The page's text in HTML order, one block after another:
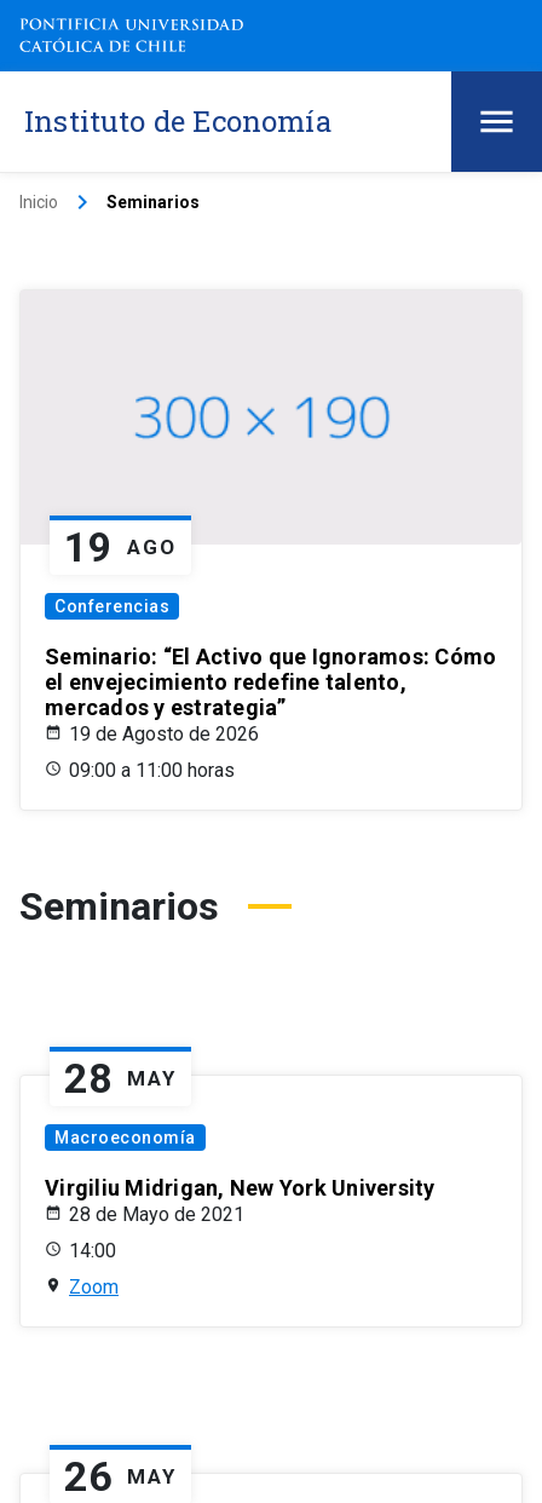
Instituto de Economía
Inicio keyboard_arrow_right Seminarios
19 AGO
Conferencias
Seminario: “El Activo que Ignoramos: Cómo
el envejecimiento redefine talento,
mercados y estrategia”
19 de Agosto de 2026
09:00 a 11:00 horas
Seminarios
28 MAY
Macroeconomía
Virgiliu Midrigan, New York University
28 de Mayo de 2021
14:00
Zoom
26 MAY